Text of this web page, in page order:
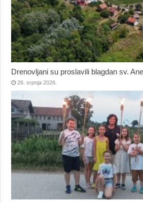
Drenovljani su proslavili blagdan sv.
26. srpnja 2026.